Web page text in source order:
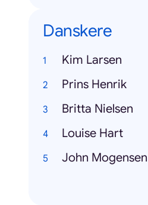
Danskere
Kim Larsen
Prins Henrik
Britta Nielsen
Louise Hart
John Mogensen